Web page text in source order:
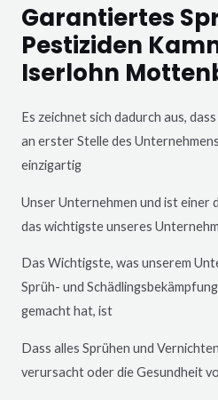
Garantiertes
Pestiziden
Iserlohn
Es zeichnet sich dadurch aus,
an erster Stelle des
einzigartig
Unser Unternehmen und ist einer
das wichtigste unseres
Das Wichtigste, was unserem
Sprüh- und
gemacht hat, ist
Dass alles Sprühen und
verursacht oder die Gesundheit